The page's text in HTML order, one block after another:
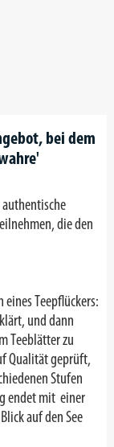
bei dem
die den
Teepflückers:
und dann
Teeblätter zu
Qualität geprüft,
Stufen
endet mit einer
auf den See